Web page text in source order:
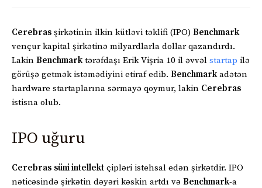
Cerebras şirkətinin ilkin kütləvi təklifi (IPO) Benchmark
vençur kapital şirkətinə milyardlarla dollar qazandırdı.
Lakin Benchmarktərəfdaşı Erik Vişria 10 il əvvəl startap ilə
görüşə getmək istəmədiyini etiraf edib. Benchmarkadətən
hardware startaplarına sərmayə qoymur, lakin Cerebras
istisna olub.
IPO uğuru
Cerebras süni intellekt çipləri istehsal edən şirkətdir. IPO
nəticəsində şirkətin dəyəri kəskin artdı və Benchmark-a